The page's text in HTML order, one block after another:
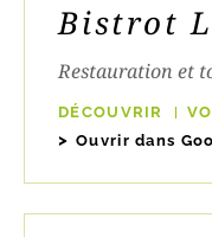
Bistrot
Restauration et
DÉCOUVRIR
Ouvrir dans